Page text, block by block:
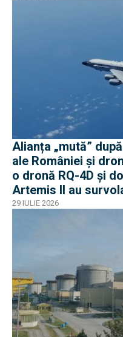
Alianța „mută”
ale României și
o dronă RQ-4D și
Artemis II au
29 IULIE 2026